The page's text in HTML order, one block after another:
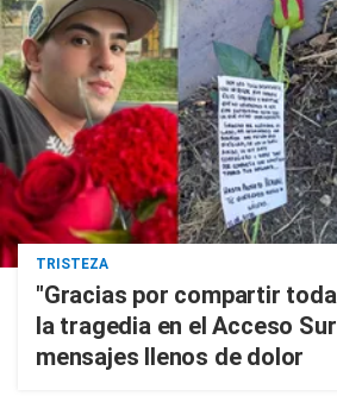
TRISTEZA
"Gracias por compartir
la tragedia en el Acceso
mensajes llenos de dolor